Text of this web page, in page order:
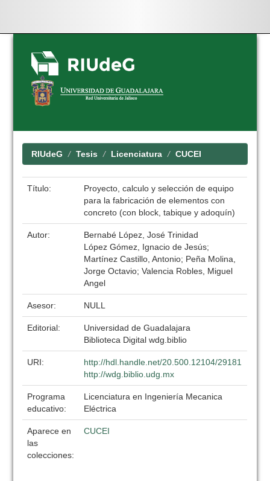
Skip
navigation
RIUdeG Tesis Licenciatura CUCEI
Título:
Proyecto, calculo y selección de equipo
para la fabricación de elementos con
concreto (con block, tabique y adoquín)
Autor:
Bernabé López, José Trinidad
López Gómez, Ignacio de Jesús;
Martínez Castillo, Antonio; Peña Molina,
Jorge Octavio; Valencia Robles, Miguel
Angel
Asesor: NULL
Editorial:
Universidad de Guadalajara
Biblioteca Digital wdg.biblio
URI:
http://hdl.handle.net/20.500.12104/29181
http://wdg.biblio.udg.mx
Programa
educativo:
Licenciatura en Ingeniería Mecanica
Eléctrica
Aparece en
las
colecciones:
CUCEI